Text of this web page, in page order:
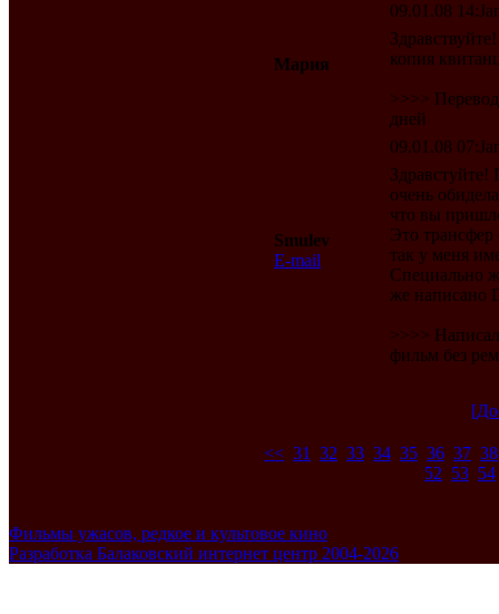
Мария
09.01.08
копия
>>>>
дней
Smulev
E-mail
09.01.08
Здравстуйте!
очень
что вы
Это трансфер
так у меня
Специально
же написано
>>>>
фильм без
<< 31 32 33 34 35 36 37 38
52 53 54
Фильмы ужасов, редкое и культовое кино
Разработка Балаковский интернет центр 2004-2026